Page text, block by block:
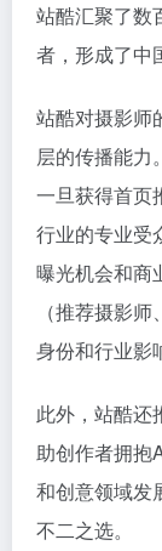
站酷汇聚了数
者，形成了中
站酷对摄影师
层的传播能力
一旦获得首页
行业的专业受
曝光机会和商
（推荐摄影
身份和行业影
此外，站酷还
助创作者拥抱
和创意领域发
不二之选。